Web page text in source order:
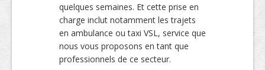
quelques semaines. Et cette prise en
charge inclut notamment les trajets
en ambulance ou taxi VSL, service que
nous vous proposons en tant que
professionnels de ce secteur.